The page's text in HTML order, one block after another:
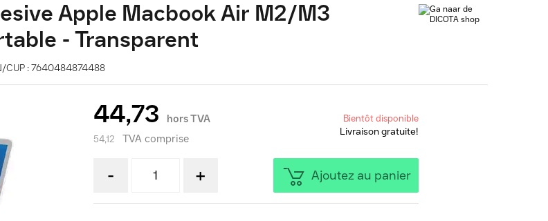
Apple Macbook Air M2/M3
- Transparent
: 7640484874488
44,73 hors TVA
54,12 TVA comprise
Bientôt disponible
Livraison gratuite!
- + Ajoutez au panier